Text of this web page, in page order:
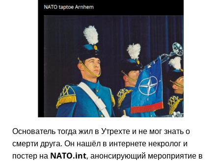
Основатель тогда жил в Утрехте и не мог знать о
смерти друга. Он нашёл в интернете некролог и
постер на NATO.int, анонсирующий мероприятие в